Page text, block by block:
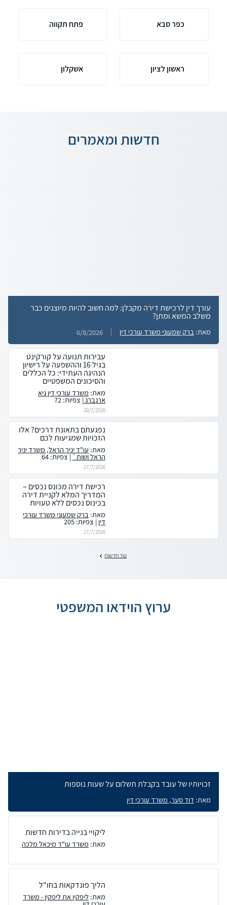
כפר סבא פתח תקווה
ראשון לציון אשקלון
חדשות ומאמרים
עורך דין לרכישת דירה מקבלן: למה חשוב להיות מיוצגים כבר
משלב המשא ומתן?
מאת: ברק שמעוני משרד עורכי דין 6/8/2026
עבירות תנועה על קורקינט
בגיל 16 וההשפעה על רישיון
הנהיגה העתידי: כל הכללים
והסיכונים המשפטיים
מאת: משרד עורכי דין גיא
ארנברג| צפיות: 72
30/7/2026
נפגעתם בתאונת דרכים? אלו
הזכויות שמגיעות לכם
מאת: עו"ד יניר הראל, משרד יניר
הראל ושות`| צפיות: 64
27/7/2026
רכישת דירה מכונס נכסים –
המדריך המלא לקניית דירה
בכינוס נכסים ללא טעויות
מאת: ברק שמעוני משרד עורכי
דין | צפיות: 205
27/7/2026
עוד חדשות
ערוץ הוידאו המשפטי
זכויותיו של עובד בקבלת תשלום על שעות נוספות
מאת: דוד סער, משרד עורכי דין
ליקויי בנייה בדירות חדשות
מאת: משרד עו"ד מיכאל מלכה
הליך פונדקאות בחו"ל
מאת: ליפקין את ליפקין - משרד